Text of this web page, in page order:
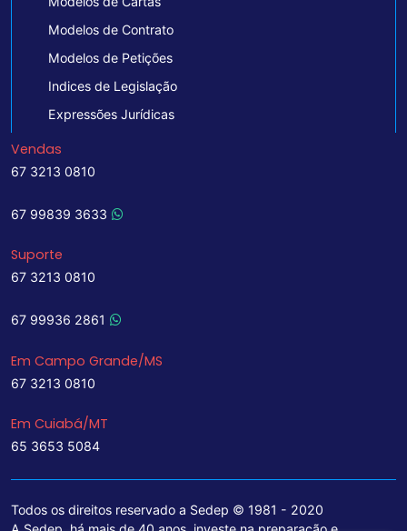
Modelos de Contrato
Modelos de Petições
Indices de Legislação
Expressões Jurídicas
Vendas
67 3213 0810
67 99839 3633
Suporte
67 3213 0810
67 99936 2861
Em Campo Grande/MS
67 3213 0810
Em Cuiabá/MT
65 3653 5084
Todos os direitos reservado a Sedep © 1981 - 2020